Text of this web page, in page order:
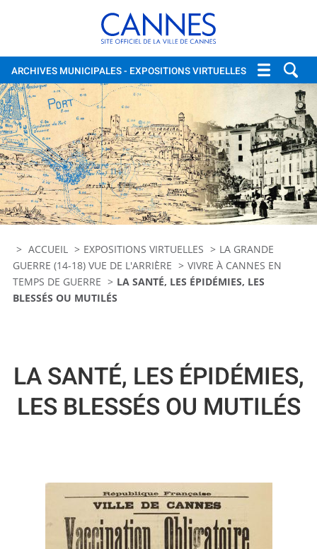
Cannes, site officiel de la
ARCHIVES MUNICIPALES- EXPOSITIONS VIRTUELLES
ACCUEIL EXPOSITIONS VIRTUELLES
LA GRANDE
GUERRE (14-18) VUE DE L'ARRIÈRE
VIVRE À CANNES EN
TEMPS DE GUERRE
LA SANTÉ, LES ÉPIDÉMIES, LES
BLESSÉS OU MUTILÉS
LA SANTÉ, LES ÉPIDÉMIES,
LES BLESSÉS OU MUTILÉS